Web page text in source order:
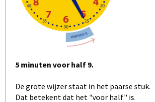
5 minuten voor half 9.
De grote wijzer staat in het paarse stuk.
Dat betekent dat het "voor half" is.